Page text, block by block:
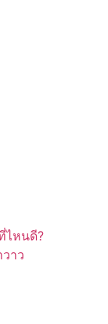
ไหนดี?
าว